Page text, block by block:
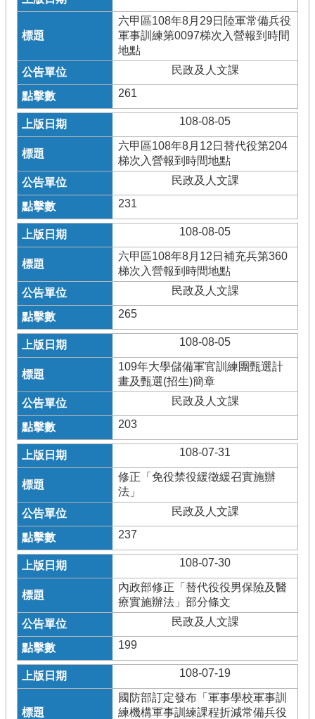
六甲區108年8月29日陸軍常備兵役
軍事訓練第0097梯次入營報到時間
地點
民政及人文課
261
108-08-05
六甲區108年8月12日替代役第204
梯次入營報到時間地點
民政及人文課
231
108-08-05
六甲區108年8月12日補充兵第360
梯次入營報到時間地點
民政及人文課
265
108-08-05
109年大學儲備軍官訓練團甄選計
畫及甄選(招生)簡章
民政及人文課
203
108-07-31
修正「免役禁役緩徵緩召實施辦
法」
民政及人文課
237
108-07-30
內政部修正「替代役役男保險及醫
療實施辦法」部分條文
民政及人文課
199
108-07-19
國防部訂定發布「軍事學校軍事訓
練機構軍事訓練課程折減常備兵役